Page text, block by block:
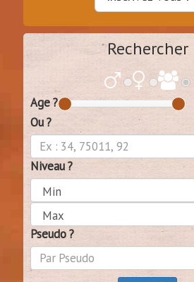
Rechercher
Age ?
Ou ?
Niveau ?
Pseudo ?